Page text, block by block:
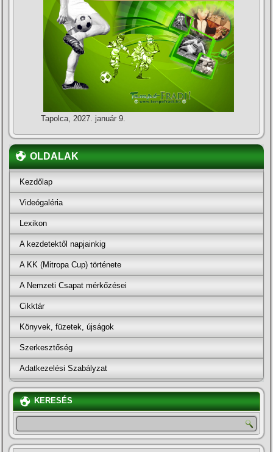
Tapolca, 2027. január 9.
OLDALAK
Kezdőlap
Videógaléria
Lexikon
A kezdetektől napjainkig
A KK (Mitropa Cup) története
A Nemzeti Csapat mérkőzései
Cikktár
Könyvek, füzetek, újságok
Szerkesztőség
Adatkezelési Szabályzat
KERESÉS